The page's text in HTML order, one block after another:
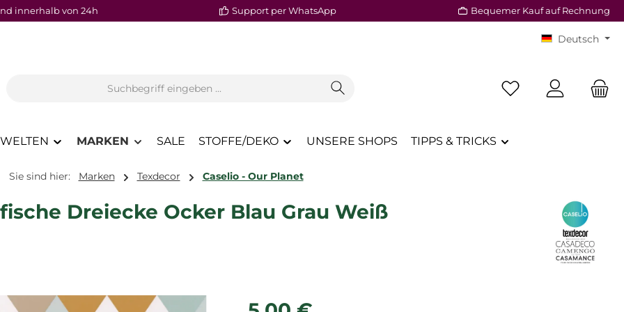
innerhalb von 24h Support per WhatsApp Bequemer Kauf auf Rechnung
Deutsch
Du hast 0 Produkte
MARKEN SALE STOFFE/DEKO UNSERE SHOPS TIPPS & TRICKS
Sie sind hier: Marken Texdecor Caselio - Our Planet
Dreiecke Ocker Blau Grau Weiß
Regulärer Preis: